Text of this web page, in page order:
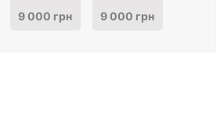
9 000 грн 9 000 грн